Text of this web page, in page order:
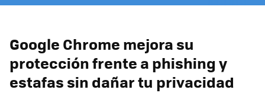
Google Chrome mejora su
protección frente a phishing y
estafas sin dañar tu privacidad